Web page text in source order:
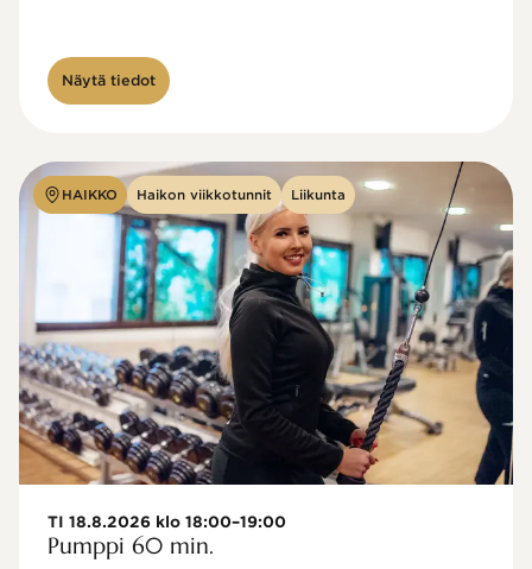
Näytä tiedot
HAIKKO Haikon viikkotunnit Liikunta
TI 18.8.2026 klo 18:00–19:00
Pumppi 60 min.